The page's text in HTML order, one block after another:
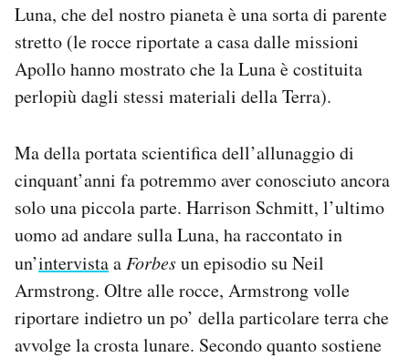
Luna, che del nostro pianeta è una sorta di parente
stretto (le rocce riportate a casa dalle missioni
Apollo hanno mostrato che la Luna è costituita
perlopiù dagli stessi materiali della Terra).
Ma della portata scientifica dell’allunaggio di
cinquant’anni fa potremmo aver conosciuto ancora
solo una piccola parte. Harrison Schmitt, l’ultimo
uomo ad andare sulla Luna, ha raccontato in
un’intervistaa Forbesun episodio su Neil
Armstrong. Oltre alle rocce, Armstrong volle
riportare indietro un po’ della particolare terra che
avvolge la crosta lunare. Secondo quanto sostiene